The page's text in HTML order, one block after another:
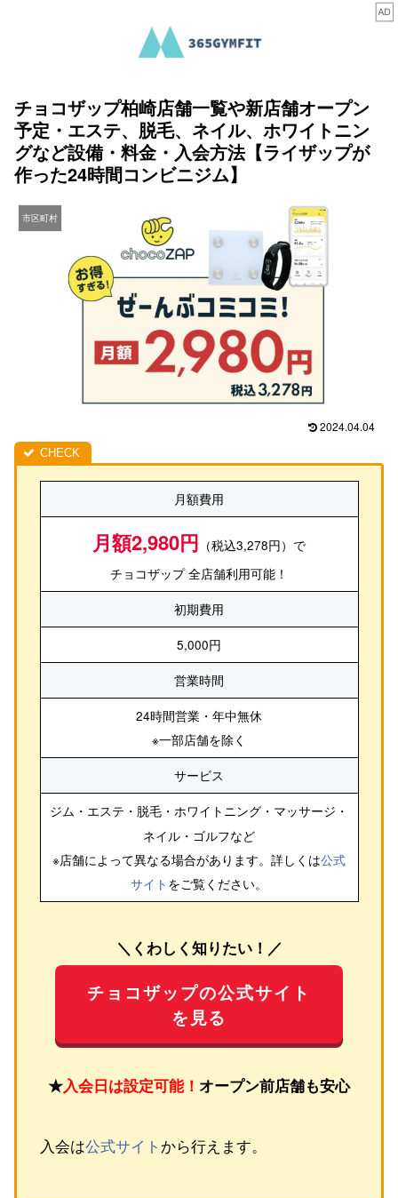
チョコザップ柏崎店舗一覧や新店舗オープン
予定・エステ、脱毛、ネイル、ホワイトニン
グなど設備・料金・入会方法【ライザップが
作った24時間コンビニジム】
市区町村
2024.04.04
月額費用
月額2,980円 （税込3,278円）で
チョコザップ 全店舗利用可能！
初期費用
5,000円
営業時間
24時間営業・年中無休
※一部店舗を除く
サービス
ジム・エステ・脱毛・ホワイトニング・マッサージ・
ネイル・ゴルフなど
※店舗によって異なる場合があります。詳しくは公式
サイト をご覧ください。
＼くわしく知りたい！／
チョコザップの公式サイト
を見る
★入会日は設定可能！ オープン前店舗も安心
入会は公式サイト から行えます。